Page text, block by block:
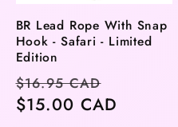
BR Lead Rope With Snap
Hook - Safari - Limited
Edition
Prix
habituel
$16.95 CAD
soldé
$15.00 CAD